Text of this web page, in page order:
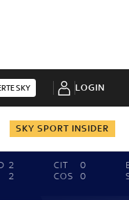
SKY LOGIN
SKY SPORT INSIDER
2
2
CIT
0
COS
0